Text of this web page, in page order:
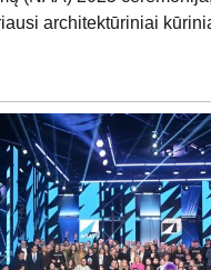
architektūriniai